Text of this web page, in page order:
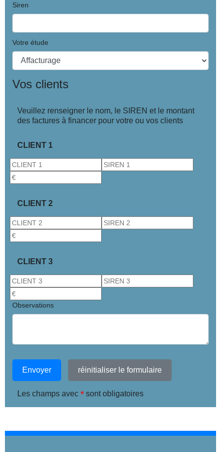
Siren
Votre étude
Vos clients
Veuillez renseigner le nom, le SIREN et le montant
des factures à financer pour votre ou vos clients
CLIENT 1
CLIENT 2
CLIENT 3
Observations
Envoyer réinitialiser le formulaire
Les champs avec * sont obligatoires